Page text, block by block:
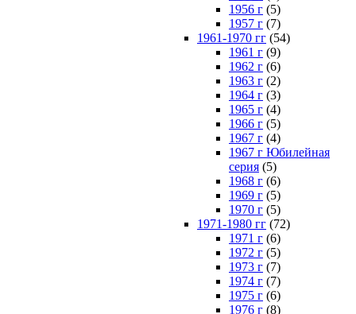
1956 г (5)
1957 г (7)
1961-1970 гг (54)
1961 г (9)
1962 г (6)
1963 г (2)
1964 г (3)
1965 г (4)
1966 г (5)
1967 г (4)
1967 г Юбилейная
серия (5)
1968 г (6)
1969 г (5)
1970 г (5)
1971-1980 гг (72)
1971 г (6)
1972 г (5)
1973 г (7)
1974 г (7)
1975 г (6)
1976 г (8)